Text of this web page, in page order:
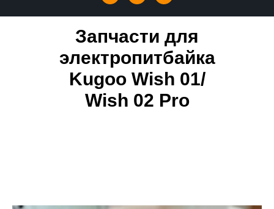
Запчасти для
электропитбайка
Kugoo Wish 01/
Wish 02 Pro